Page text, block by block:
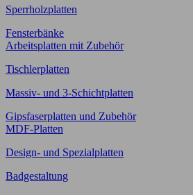
Sperrholzplatten
Fensterbänke
Arbeitsplatten mit Zubehör
Tischlerplatten
Massiv- und 3-Schichtplatten
Gipsfaserplatten und Zubehör
MDF-Platten
Design- und Spezialplatten
Badgestaltung